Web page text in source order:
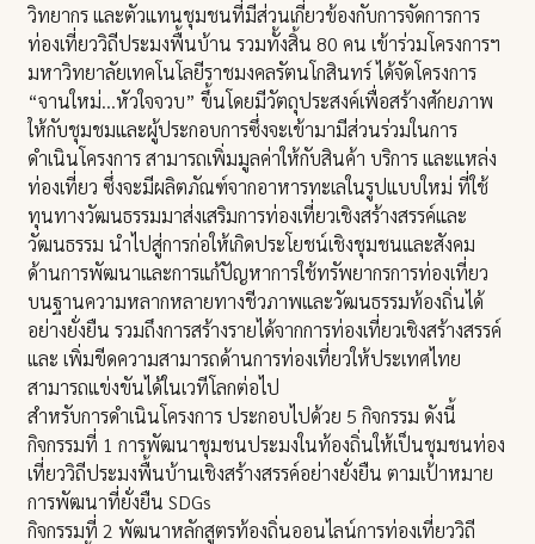
วิทยากร และตัวแทนชุมชนที่มีส่วนเกี่ยวข้องกับการจัดการการ
ท่องเที่ยววิถีประมงพื้นบ้าน รวมทั้งสิ้น 80 คน เข้าร่วมโครงการฯ
มหาวิทยาลัยเทคโนโลยีราชมงคลรัตนโกสินทร์ ได้จัดโครงการ
“จานใหม่…หัวใจจวบ” ขึ้นโดยมีวัตถุประสงค์เพื่อสร้างศักยภาพ
ให้กับชุมชมและผู้ประกอบการซึ่งจะเข้ามามีส่วนร่วมในการ
ดำเนินโครงการ สามารถเพิ่มมูลค่าให้กับสินค้า บริการ และแหล่ง
ท่องเที่ยว ซึ่งจะมีผลิตภัณฑ์จากอาหารทะเลในรูปแบบใหม่ ที่ใช้
ทุนทางวัฒนธรรมมาส่งเสริมการท่องเที่ยวเชิงสร้างสรรค์และ
วัฒนธรรม นำไปสู่การก่อให้เกิดประโยชน์เชิงชุมชนและสังคม
ด้านการพัฒนาและการแก้ปัญหาการใช้ทรัพยากรการท่องเที่ยว
บนฐานความหลากหลายทางชีวภาพและวัฒนธรรมท้องถิ่นได้
อย่างยั่งยืน รวมถึงการสร้างรายได้จากการท่องเที่ยวเชิงสร้างสรรค์
และ เพิ่มขีดความสามารถด้านการท่องเที่ยวให้ประเทศไทย
สามารถแข่งขันได้ในเวทีโลกต่อไป
สำหรับการดำเนินโครงการ ประกอบไปด้วย 5 กิจกรรม ดังนี้
กิจกรรมที่ 1 การพัฒนาชุมชนประมงในท้องถิ่นให้เป็นชุมชนท่อง
เที่ยววิถีประมงพื้นบ้านเชิงสร้างสรรค์อย่างยั่งยืน ตามเป้าหมาย
การพัฒนาที่ยั่งยืน SDGs
กิจกรรมที่ 2 พัฒนาหลักสูตรท้องถิ่นออนไลน์การท่องเที่ยววิถี